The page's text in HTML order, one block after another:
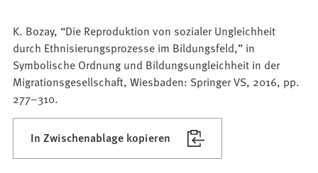
K. Bozay, “Die Reproduktion von sozialer Ungleichheit
durch Ethnisierungsprozesse im Bildungsfeld,” in
Symbolische Ordnung und Bildungsungleichheit in der
Migrationsgesellschaft, Wiesbaden: Springer VS, 2016, pp.
277–310.
In Zwischenablage kopieren